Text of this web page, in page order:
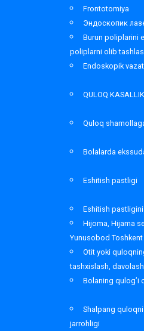
Frontotomiya
Эндоскопик
Burun poliplarini
poliplarni olib
Endoskopik
QULOQ
Quloq
Bolalarda
Eshitish pastligi
Eshitish
Hijoma, Hijama
Yunusobod Toshkent
Otit yoki
tashxislash,
Bolaning qulog’i
Shalpang quloqni
jarrohligi